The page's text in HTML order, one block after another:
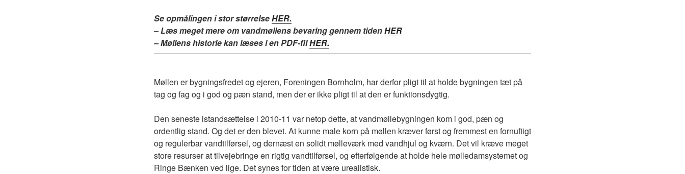
Se opmålingen i stor størrelseHER.
–Læs meget mere om vandmøllens bevaring gennem tidenHER
– Møllens historie kan læses i en PDF-filHER.
Møllen er bygningsfredet og ejeren, Foreningen Bornholm, har derfor pligt til at holde bygningen tæt på
tag og fag og i god og pæn stand, men der er ikke pligt til at den er funktionsdygtig.
Den seneste istandsættelse i 2010-11 var netop dette, at vandmøllebygningen kom i god, pæn og
ordentlig stand. Og det er den blevet. At kunne male korn på møllen kræver først og fremmest en fornuftigt
og regulerbar vandtilførsel, og dernæst en solidt mølleværk med vandhjul og kværn. Det vil kræve meget
store resurser at tilvejebringe en rigtig vandtilførsel, og efterfølgende at holde hele mølledamsystemet og
Ringe Bænken ved lige. Det synes for tiden at være urealistisk.